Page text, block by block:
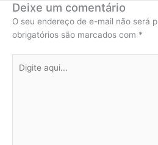
Deixe um comentário
O seu endereço de e-mail não será
obrigatórios são marcados com *
aqui...